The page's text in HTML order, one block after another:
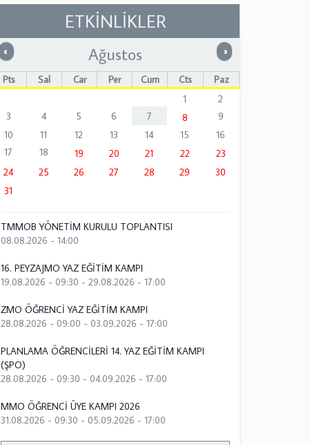
ETKİNLİKLER
« Önceki »Sonraki
Ağustos
Pts Sal Çar Per Cum Cts
Paz
1
2
3
4 5 6 7 8
9
10
11 12 13 14 15
16
17
18 19 20 21 22
23
24
25 26 27 28 29
30
31
TMMOB YÖNETİM KURULU TOPLANTISI
08.08.2026 - 14:00
16. PEYZAJMO YAZ EĞİTİM KAMPI
19.08.2026 - 09:30 -29.08.2026 - 17:00
ZMO ÖĞRENCİ YAZ EĞİTİM KAMPI
28.08.2026 - 09:00 -03.09.2026 - 17:00
PLANLAMA ÖĞRENCİLERİ 14. YAZ EĞİTİM KAMPI
(ŞPO)
28.08.2026 - 09:30 -04.09.2026 - 17:00
MMO ÖĞRENCİ ÜYE KAMPI 2026
31.08.2026 - 09:30 -05.09.2026 - 17:00